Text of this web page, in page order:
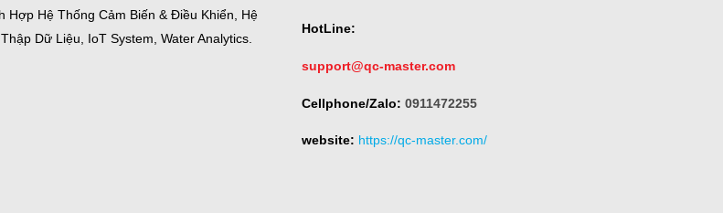
Hợp Hệ Thống Cảm Biến & Điều Khiển, Hệ
Dữ Liệu, IoT System, Water Analytics.
HotLine:
support@qc-master.com
Cellphone/Zalo: 0911472255
website: https://qc-master.com/